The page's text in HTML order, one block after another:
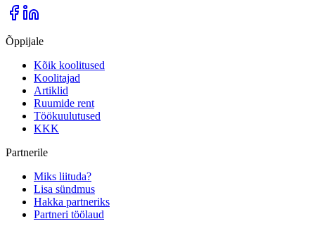
Õppijale
Kõik koolitused
Koolitajad
Artiklid
Ruumide rent
Töökuulutused
KKK
Partnerile
Miks liituda?
Lisa sündmus
Hakka partneriks
Partneri töölaud